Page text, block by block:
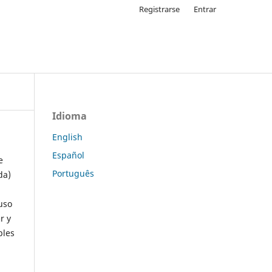
Registrarse Entrar
y
Idioma
English
Español
Português